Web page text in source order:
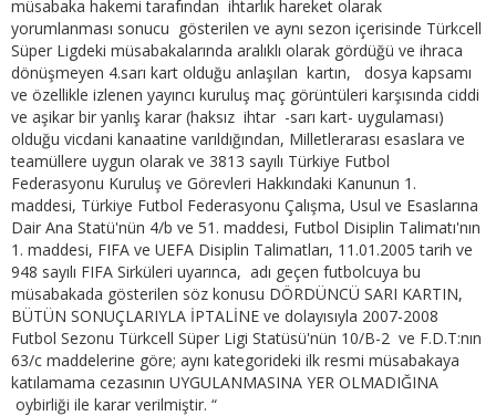
müsabaka hakemi tarafından ihtarlık hareket olarak
yorumlanması sonucu gösterilen ve aynı sezon içerisinde Türkcell
Süper Ligdeki müsabakalarında aralıklı olarak gördüğü ve ihraca
dönüşmeyen 4.sarı kart olduğu anlaşılan kartın, dosya kapsamı
ve özellikle izlenen yayıncı kuruluş maç görüntüleri karşısında ciddi
ve aşikar bir yanlış karar (haksız ihtar -sarı kart- uygulaması)
olduğu vicdani kanaatine varıldığından, Milletlerarası esaslara ve
teamüllere uygun olarak ve 3813 sayılı Türkiye Futbol
Federasyonu Kuruluş ve Görevleri Hakkındaki Kanunun 1.
maddesi, Türkiye Futbol Federasyonu Çalışma, Usul ve Esaslarına
Dair Ana Statü'nün 4/b ve 51. maddesi, Futbol Disiplin Talimatı'nın
1. maddesi, FIFA ve UEFA Disiplin Talimatları, 11.01.2005 tarih ve
948 sayılı FIFA Sirküleri uyarınca, adı geçen futbolcuya bu
müsabakada gösterilen söz konusu DÖRDÜNCÜ SARI KARTIN,
BÜTÜN SONUÇLARIYLA İPTALİNE ve dolayısıyla 2007-2008
Futbol Sezonu Türkcell Süper Ligi Statüsü'nün 10/B-2 ve F.D.T:nın
63/c maddelerine göre; aynı kategorideki ilk resmi müsabakaya
katılamama cezasının UYGULANMASINA YER OLMADIĞINA
oybirliği ile karar verilmiştir. “